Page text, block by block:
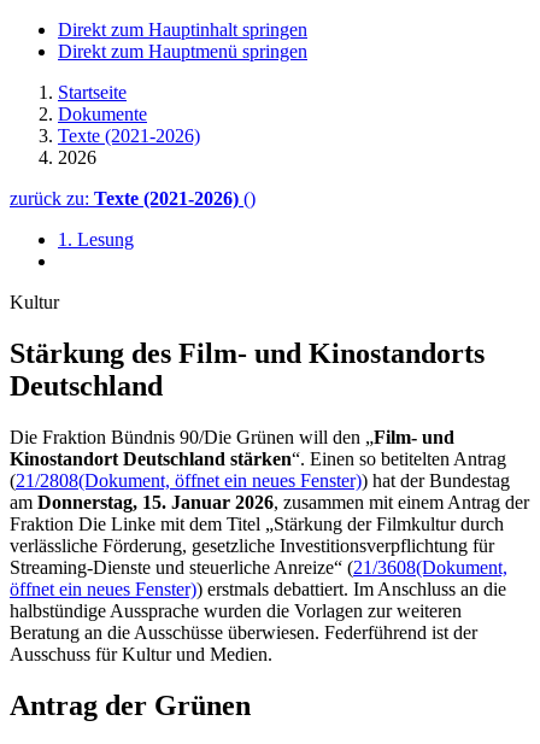
Direkt zum Hauptinhalt springen
Direkt zum Hauptmenü springen
Startseite
Dokumente
Texte (2021-2026)
2026
zurück zu: Texte (2021-2026) ()
1. Lesung
Kultur
Stärkung des Film- und Kino­standorts
Deutschland
Die Fraktion Bündnis 90/Die Grünen will den „Film- und
Kinostandort Deutschland stärken“. Einen so betitelten Antrag
(21/2808(Dokument, öffnet ein neues Fenster)) hat der Bundestag
am Donnerstag, 15. Januar 2026, zusammen mit einem Antrag der
Fraktion Die Linke mit dem Titel „Stärkung der Filmkultur durch
verlässliche Förderung, gesetzliche Investitionsverpflichtung für
Streaming-Dienste und steuerliche Anreize“ (21/3608(Dokument,
öffnet ein neues Fenster)) erstmals debattiert. Im Anschluss an die
halbstündige Aussprache wurden die Vorlagen zur weiteren
Beratung an die Ausschüsse überwiesen. Federführend ist der
Ausschuss für Kultur und Medien.
Antrag der Grünen